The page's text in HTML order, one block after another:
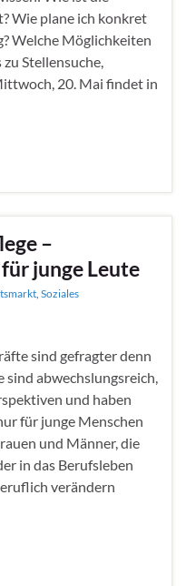
Wie plane ich konkret
Welche Möglichkeiten
Stellensuche,
20. Mai findet in
–
junge Leute
, Soziales
sind gefragter denn
sind abwechslungsreich,
und haben
für junge Menschen
und Männer, die
in das Berufsleben
verändern